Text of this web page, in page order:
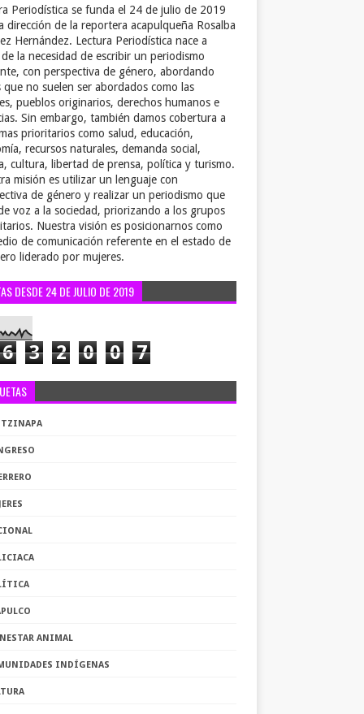
Periodística se funda el 24 de julio de 2019
dirección de la reportera acapulqueña Rosalba
Hernández. Lectura Periodística nace a
la necesidad de escribir un periodismo
con perspectiva de género, abordando
que no suelen ser abordados como las
pueblos originarios, derechos humanos e
Sin embargo, también damos cobertura a
prioritarios como salud, educación,
recursos naturales, demanda social,
cultura, libertad de prensa, política y turismo.
misión es utilizar un lenguaje con
de género y realizar un periodismo que
voz a la sociedad, priorizando a los grupos
Nuestra visión es posicionarnos como
de comunicación referente en el estado de
liderado por mujeres.
DESDE 24 DE JULIO DE 2019
6 3 2 0 0 7
ANIMAL
INDÍGENAS